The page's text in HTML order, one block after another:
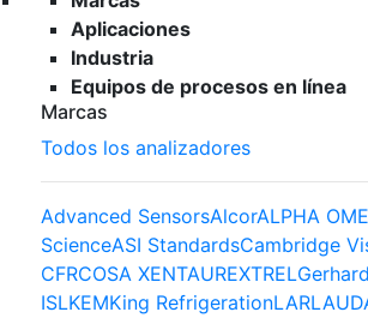
Aplicaciones
Industria
Equipos de procesos en línea
Marcas
Todos los analizadores
Advanced SensorsAlcorALPHA
ScienceASI StandardsCambridge
CFRCOSA XENTAUREXTREL
ISLKEMKing RefrigerationLAR